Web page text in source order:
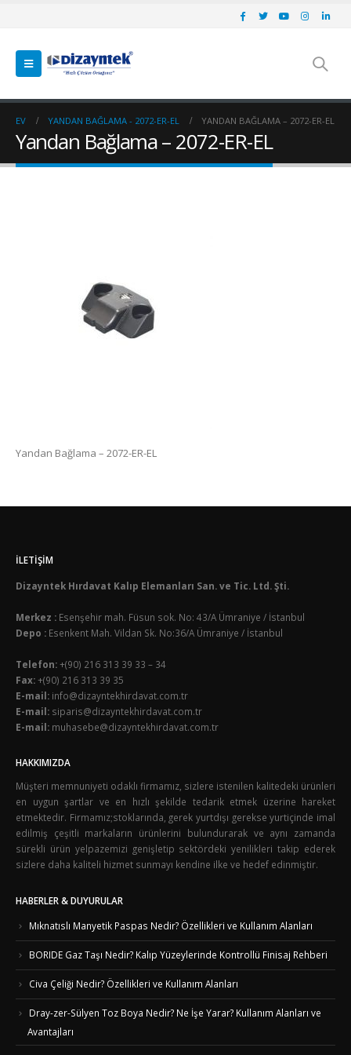
EV YANDAN BAĞLAMA - 2072-ER-EL YANDAN BAĞLAMA – 2072-ER-EL
Yandan Bağlama – 2072-ER-EL
Yandan Bağlama – 2072-ER-EL
İLETIŞIM
Dizayntek Hırdavat Kalıp Elemanları San. ve Tic. Ltd. Şti.
Merkez : Esenşehir mah. Füsun sok. No: 43/A Ümraniye / İstanbul
Depo : Esenkent Mah. Vildan Sk. No:36/A Ümraniye / İstanbul
Telefon:+(90) 216 313 39 33 – 34
Fax:+(90) 216 313 39 35
E-mail: info@dizayntekhirdavat.com.tr
E-mail: siparis@dizayntekhirdavat.com.tr
E-mail: muhasebe@dizayntekhirdavat.com.tr
HAKKIMIZDA
Müşteri memnuniyeti odaklı firmamız, sizlere istenilen kalitedeki ürünleri
en uygun şartlar ve en hızlı şekilde tedarik etmek üzerine hareket
etmektedir. Firmamız;stoklarında, gerek yurtdışı gerekse yurtiçinde imal
edilmiş çeşitli markaların ürünlerini bulundurarak ve aynı zamanda
sürekli ürün yelpazemizi genişletip sektördeki yenilikleri takip ederek
sizlere daha kaliteli hizmet sunmayı kendine ilke ve hedef edinmiştir.
HABERLER & DUYURULAR
Mıknatıslı Manyetik Paspas Nedir? Özellikleri ve Kullanım Alanları
BORIDE Gaz Taşı Nedir? Kalıp Yüzeylerinde Kontrollü Finisaj Rehberi
Civa Çeliği Nedir? Özellikleri ve Kullanım Alanları
Dray-zer-Sülyen Toz Boya Nedir? Ne İşe Yarar? Kullanım Alanları ve
Avantajları